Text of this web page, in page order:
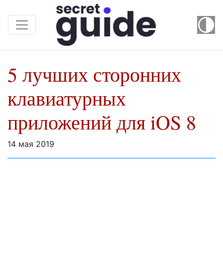
5 лучших сторонних
клавиатурных
приложений для iOS 8
14 мая 2019